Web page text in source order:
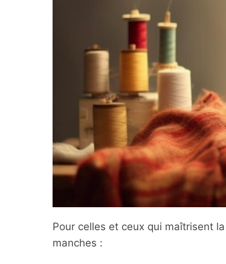
Pour celles et ceux qui maîtrisent
manches :